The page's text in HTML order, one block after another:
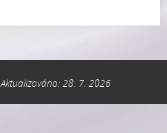
Aktualizováno: 28. 7. 2026